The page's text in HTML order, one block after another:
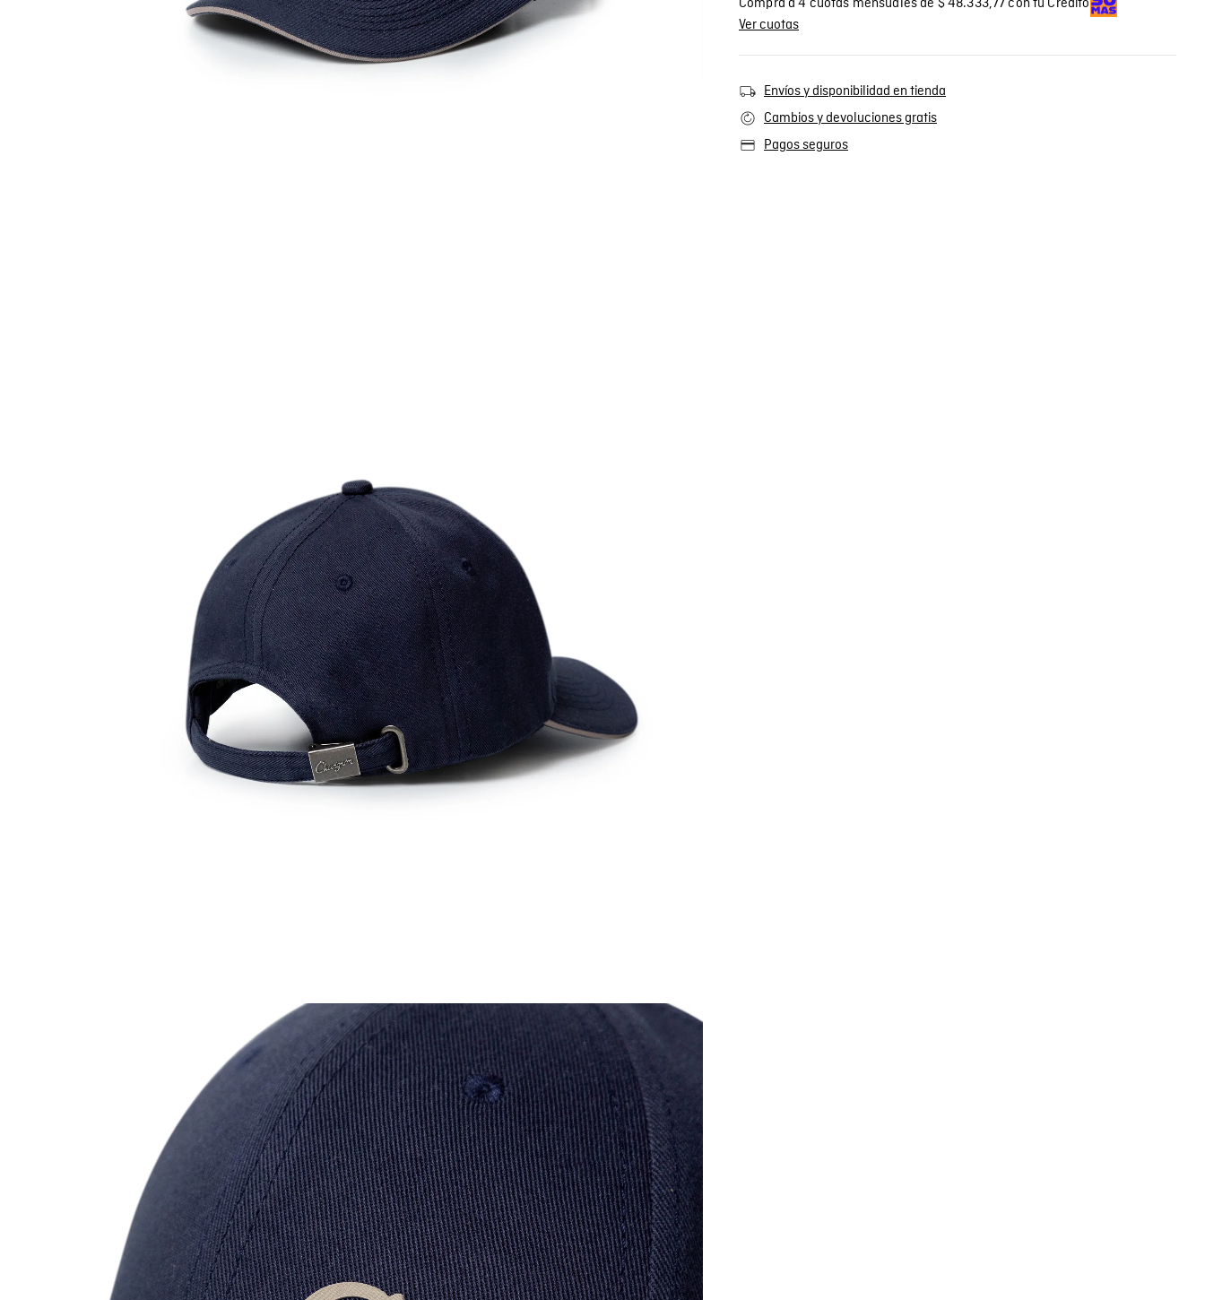
Compra a 4 cuotas mensuales de $ 48.333,77 con tu Crédito
Ver cuotas
Envíos y disponibilidad en tienda
Cambios y devoluciones gratis
Pagos seguros